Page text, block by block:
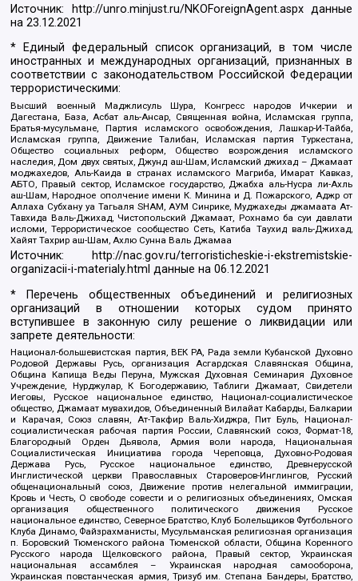
Источник: http://unro.minjust.ru/NKOForeignAgent.aspxданные
на23.12.2021
* Единый федеральный список организаций, в том числе
иностранных и международных организаций, признанных в
соответствии с законодательством Российской Федерации
террористическими:
Высший военный Маджлисуль Шура, Конгресс народов Ичкерии и
Дагестана, База, Асбат аль-Ансар, Священная война, Исламская группа,
Братья-мусульмане, Партия исламского освобождения, Лашкар-И-Тайба,
Исламская группа, Движение Талибан, Исламская партия Туркестана,
Общество социальных реформ, Общество возрождения исламского
наследия, Дом двух святых, Джунд аш-Шам, Исламский джихад – Джамаат
моджахедов, Аль-Каида в странах исламского Магриба, Имарат Кавказ,
АБТО, Правый сектор, Исламское государство, Джабха аль-Нусра ли-Ахль
аш-Шам, Народное ополчение имени К. Минина и Д. Пожарского, Аджр от
Аллаха Субхану уа Тагьаля SHAM, АУМ Синрике, Муджахеды джамаата Ат-
Тавхида Валь-Джихад, Чистопольский Джамаат, Рохнамо ба суи давлати
исломи, Террористическое сообщество Сеть, Катиба Таухид валь-Джихад,
Хайят Тахрир аш-Шам, Ахлю Сунна Валь Джамаа
Источник:
http://nac.gov.ru/terroristicheskie-i-ekstremistskie-
organizacii-i-materialy.html данные на06.12.2021
* Перечень общественных объединений и религиозных
организаций в отношении которых судом принято
вступившее в законную силу решение о ликвидации или
запрете деятельности:
Национал-большевистская партия, ВЕК РА, Рада земли Кубанской Духовно
Родовой Державы Русь, организация Асгардская Славянская Община,
Община Капища Веды Перуна, Мужская Духовная Семинария Духовное
Учреждение, Нурджулар, К Богодержавию, Таблиги Джамаат, Свидетели
Иеговы, Русское национальное единство, Национал-социалистическое
общество, Джамаат мувахидов, Объединенный Вилайат Кабарды, Балкарии
и Карачая, Союз славян, Ат-Такфир Валь-Хиджра, Пит Буль, Национал-
социалистическая рабочая партия России, Славянский союз, Формат-18,
Благородный Орден Дьявола, Армия воли народа, Национальная
Социалистическая Инициатива города Череповца, Духовно-Родовая
Держава Русь, Русское национальное единство, Древнерусской
Инглистической церкви Православных Староверов-Инглингов, Русский
общенациональный союз, Движение против нелегальной иммиграции,
Кровь и Честь, О свободе совести и о религиозных объединениях, Омская
организация общественного политического движения Русское
национальное единство, Северное Братство, Клуб Болельщиков Футбольного
Клуба Динамо, Файзрахманисты, Мусульманская религиозная организация
п. Боровский Тюменского района Тюменской области, Община Коренного
Русского народа Щелковского района, Правый сектор, Украинская
национальная ассамблея – Украинская народная самооборона,
Украинская повстанческая армия, Тризуб им. Степана Бандеры, Братство,